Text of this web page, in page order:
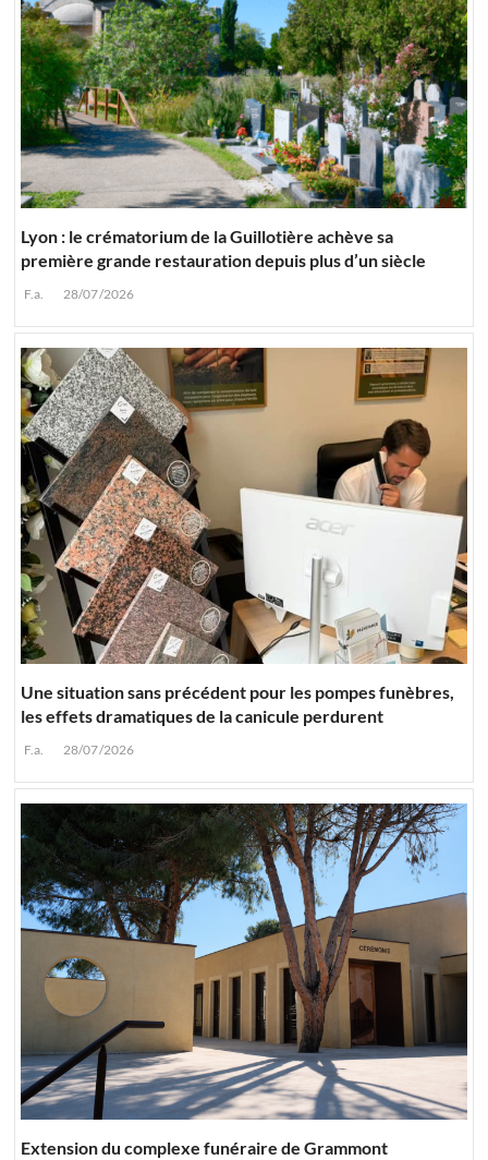
Lyon : le crématorium de la Guillotière achève sa
première grande restauration depuis plus d’un siècle
F.a. 28/07/2026
Une situation sans précédent pour les pompes funèbres,
les effets dramatiques de la canicule perdurent
F.a. 28/07/2026
Extension du complexe funéraire de Grammont